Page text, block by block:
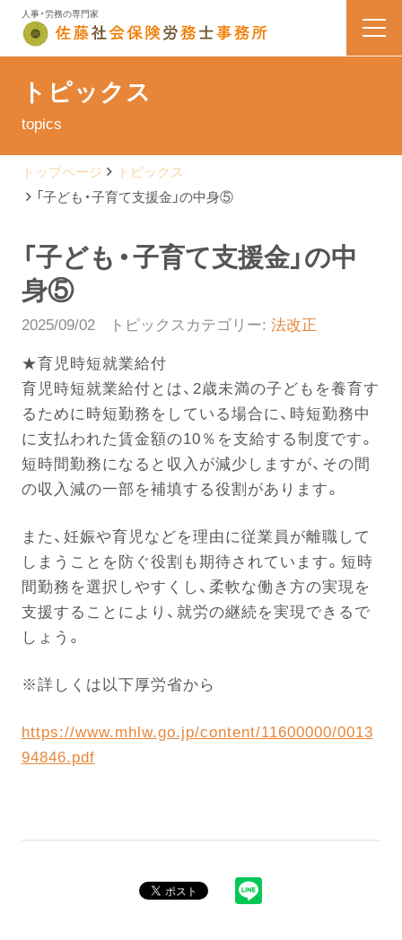
人事・労務の専門家
会社案内
料金表
佐藤なう
電話する
トピックス
topics
トップページ
トピックス
「子ども・子育て支援金」の中身⑤
「子ども・子育て支援金」の中
身⑤
2025/09/02 トピックスカテゴリー:法改正
★育児時短就業給付
育児時短就業給付とは、2歳未満の子どもを養育す
るために時短勤務をしている場合に、時短勤務中
に支払われた賃金額の10％を支給する制度です。
短時間勤務になると収入が減少しますが、その間
の収入減の一部を補填する役割があります。
また、妊娠や育児などを理由に従業員が離職して
しまうことを防ぐ役割も期待されています。短時
間勤務を選択しやすくし、柔軟な働き方の実現を
支援することにより、就労の継続を実現できるで
しょう。
※詳しくは以下厚労省から
https://www.mhlw.go.jp/content/11600000/0013
94846.pdf